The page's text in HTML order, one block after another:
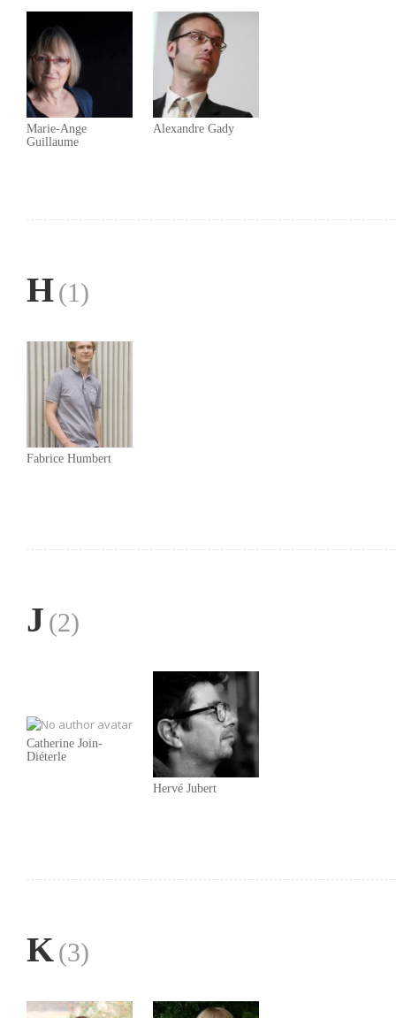
Marie-Ange
Guillaume
Alexandre Gady
H(1)
Fabrice Humbert
J (2)
Catherine Join-
Diéterle
Hervé Jubert
K(3)